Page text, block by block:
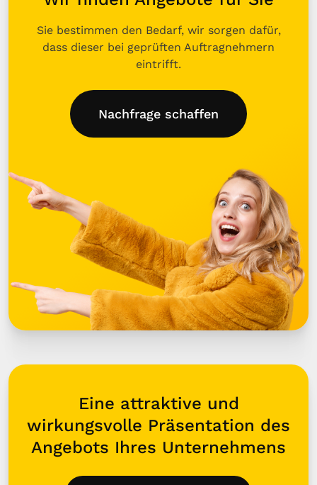
Sie bestimmen den Bedarf, wir sorgen dafür,
dass dieser bei geprüften Auftragnehmern
eintrifft.
Nachfrage schaffen
Eine attraktive und
wirkungsvolle Präsentation des
Angebots Ihres Unternehmens